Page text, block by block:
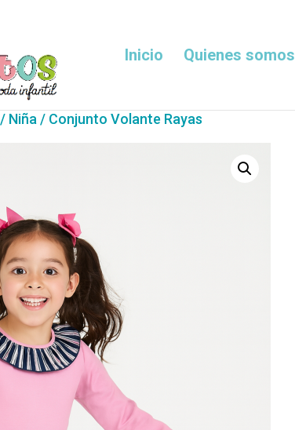
Inicio Quienes somos
/ Niña / Conjunto Volante Rayas